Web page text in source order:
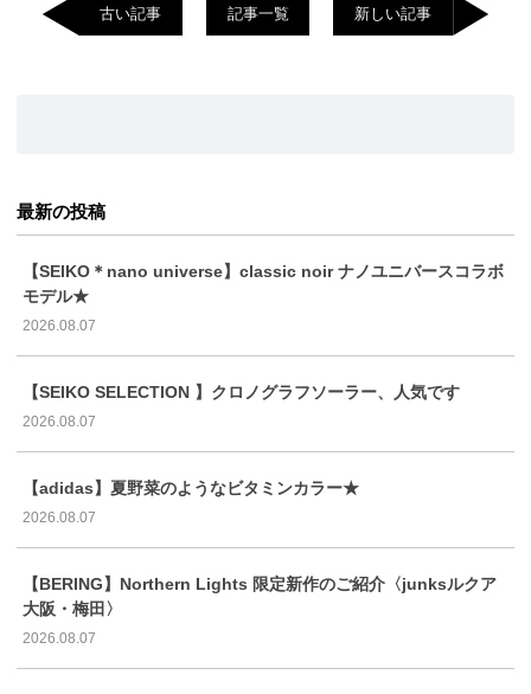
古い記事 記事一覧 新しい記事
最新の投稿
【SEIKO＊nano universe】classic noir ナノユニバースコラボ
モデル★
2026.08.07
【SEIKO SELECTION 】クロノグラフソーラー、人気です
2026.08.07
【adidas】夏野菜のようなビタミンカラー★
2026.08.07
【BERING】Northern Lights 限定新作のご紹介〈junksルクア
大阪・梅田〉
2026.08.07